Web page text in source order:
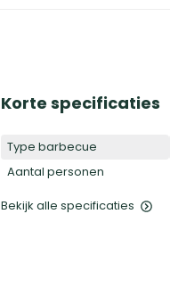
Korte specificaties
Type barbecue
Aantal personen
Bekijk alle specificaties